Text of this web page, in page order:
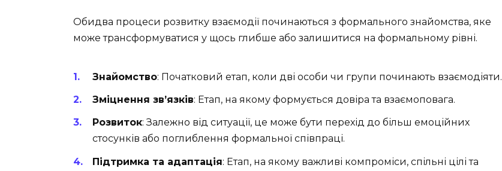
Обидва процеси розвитку взаємодії починаються з формального знайомства, яке
може трансформуватися у щось глибше або залишитися на формальному рівні.
Знайомство: Початковий етап, коли дві особи чи групи починають взаємодіяти.
Зміцнення зв’язків: Етап, на якому формується довіра та взаємоповага.
Розвиток: Залежно від ситуації, це може бути перехід до більш емоційних
стосунків або поглиблення формальної співпраці.
Підтримка та адаптація: Етап, на якому важливі компроміси, спільні цілі та